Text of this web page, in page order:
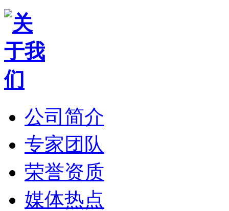
公司简介
专家团队
荣誉资质
媒体热点